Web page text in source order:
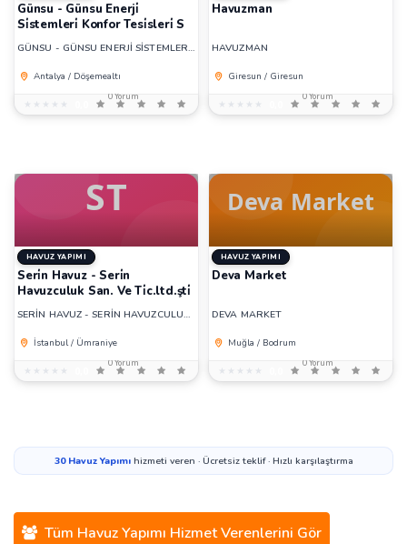
Günsu - Günsu Enerji̇
Si̇stemleri̇ Konfor Tesi̇sleri̇ S
GÜNSU - GÜNSU ENERJİ SİSTEMLERİ KONFOR TESİSLERİ S
Antalya / Döşemealtı
★★★★★
★★★★★
0 Yorum
Havuzman
HAVUZMAN
Giresun / Giresun
★★★★★
★★★★★
0 Yorum
HAVUZ YAPIMI
Seri̇n Havuz - Seri̇n
Havuzculuk San. Ve Ti̇c.ltd.şti̇
SERİN HAVUZ - SERİN HAVUZCULUK SAN. VE TİC.LTD.ŞTİ
İstanbul / Ümraniye
★★★★★
★★★★★
0 Yorum
HAVUZ YAPIMI
Deva Market
DEVA MARKET
Muğla / Bodrum
★★★★★
★★★★★
0 Yorum
30 Havuz Yapımıhizmeti veren · Ücretsiz teklif · Hızlı karşılaştırma
Tüm Havuz Yapımı Hizmet Verenlerini Gör